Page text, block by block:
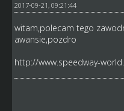
2017-09-21, 09:21:44
witam,polecam tego
awansie,pozdro
http://www.speedway-